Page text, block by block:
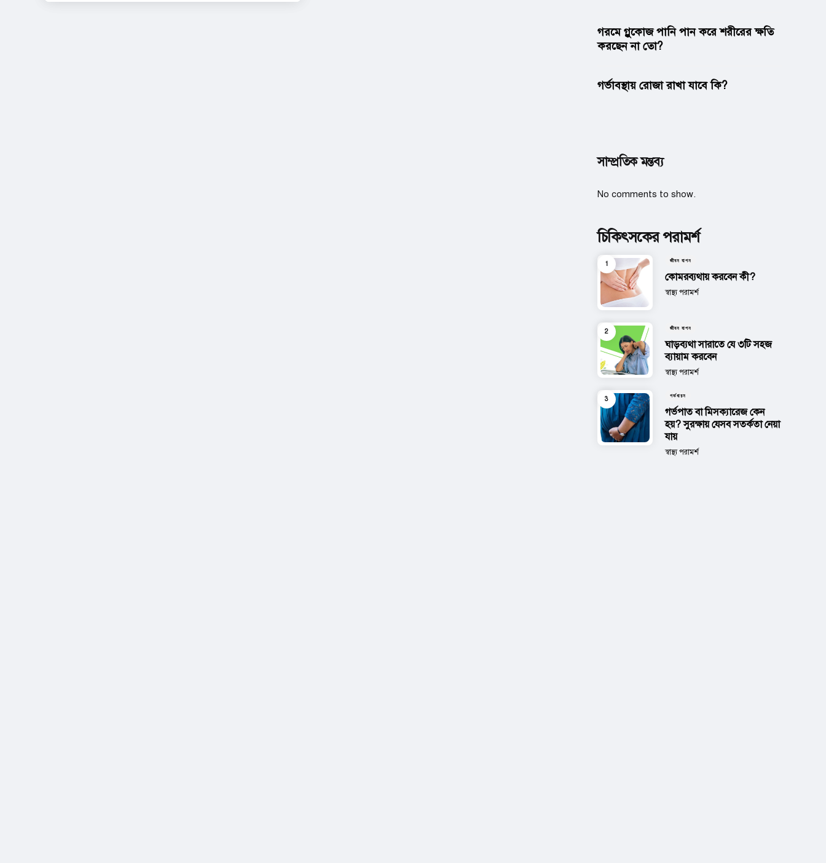
গরমে গ্লুকোজ পানি পান করে শরীরের ক্ষতি
করছেন না তো?
গর্ভাবস্থায় রোজা রাখা যাবে কি?
সাম্প্রতিক মন্তব্য
No comments to show.
চিকিৎসকের পরামর্শ
জীবন যাপন
কোমরব্যথায় করবেন কী?
Posted
স্বাস্থ্য পরামর্শ
জীবন যাপন
ঘাড়ব্যথা সারাতে যে ৩টি সহজ
ব্যায়াম করবেন
Posted
স্বাস্থ্য পরামর্শ
গর্ভধারন
গর্ভপাত বা মিসক্যারেজ কেন
হয়? সুরক্ষায় যেসব সতর্কতা নেয়া
যায়
Posted
স্বাস্থ্য পরামর্শ